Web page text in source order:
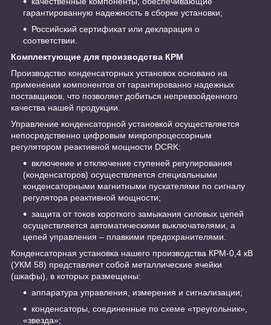
гарантированную надежность в сборке установки;
Российский сертификат или декларация о
соответствии.
Комплектующие для производства КРМ
Производство конденсаторных установок основано на
применении компонентов от гарантированно надежных
поставщиков, что позволяет добиться непревзойденного
качества нашей продукции.
Управление конденсаторной установкой осуществляется
непосредственно цифровым микропроцессорным
регулятором реактивной мощности DCRK:
включение и отключение ступеней регулирования
(конденсаторов) осуществляется специальными
конденсаторными магнитными пускателями по сигналу
регулятора реактивной мощности;
защита от токов короткого замыкания силовых цепей
осуществляется автоматическими выключателями, а
цепей управления – плавкими предохранителями.
Конденсаторная установка нашего производства КРМ-0,4 кВ
(УКМ 58) представляет собой металлические ячейки
(шкафы), в которых размещены:
аппаратура управления, измерения и сигнализации;
конденсаторы, соединенные по схеме «треугольник»,
«звезда»;